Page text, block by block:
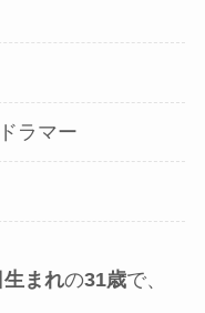
ラマー
まれの31歳で、